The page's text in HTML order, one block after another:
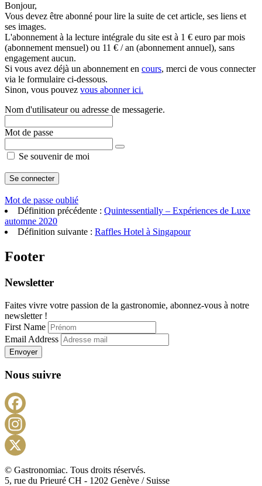
Bonjour,
Vous devez être abonné pour lire la suite de cet article, ses liens et
ses images.
L'abonnement à la lecture intégrale du site est à 1 € euro par mois
(abonnement mensuel) ou 11 € / an (abonnement annuel), sans
engagement aucun.
Si vous avez déjà un abonnement en cours, merci de vous connecter
via le formulaire ci-dessous.
Sinon, vous pouvez vous abonner ici.
Nom d'utilisateur ou adresse de messagerie.
Mot de passe
Se souvenir de moi
Mot de passe oublié
Définition précédente : Quintessentially – Expériences de Luxe
automne 2020
Définition suivante : Raffles Hotel à Singapour
Footer
Newsletter
Faites vivre votre passion de la gastronomie, abonnez-vous à notre
newsletter !
First Name
Email Address
Envoyer
Nous suivre
X
© Gastronomiac. Tous droits réservés.
5, rue du Prieuré CH - 1202 Genève / Suisse